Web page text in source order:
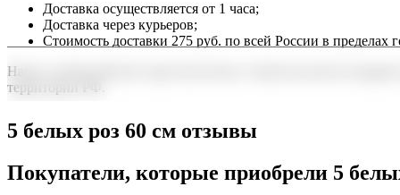
Доставка осуществляется от 1 часа;
Доставка через курьеров;
Стоимость доставки 275 руб. по всей России в пределах
Наша служба работает круглосуточно, чтобы вы могли
территории РФ.
точность до минуты. Выбирайте, где купить и сколько стоит
5 белых роз 60 см отзывы
Покупатели, которые приобрели 5